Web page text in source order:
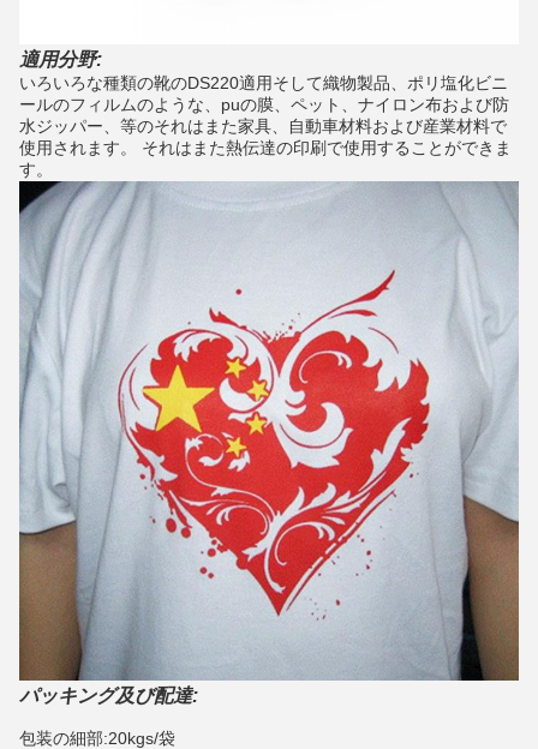
適用分野:
いろいろな種類の靴のDS220適用そして織物製品、ポリ塩化ビニ
ールのフィルムのような、puの膜、ペット、ナイロン布および防
水ジッパー、等のそれはまた家具、自動車材料および産業材料で
使用されます。
それはまた熱伝達の印刷で使用することができま
す。
パッキング及び配達:
包装の細部:20kgs/袋